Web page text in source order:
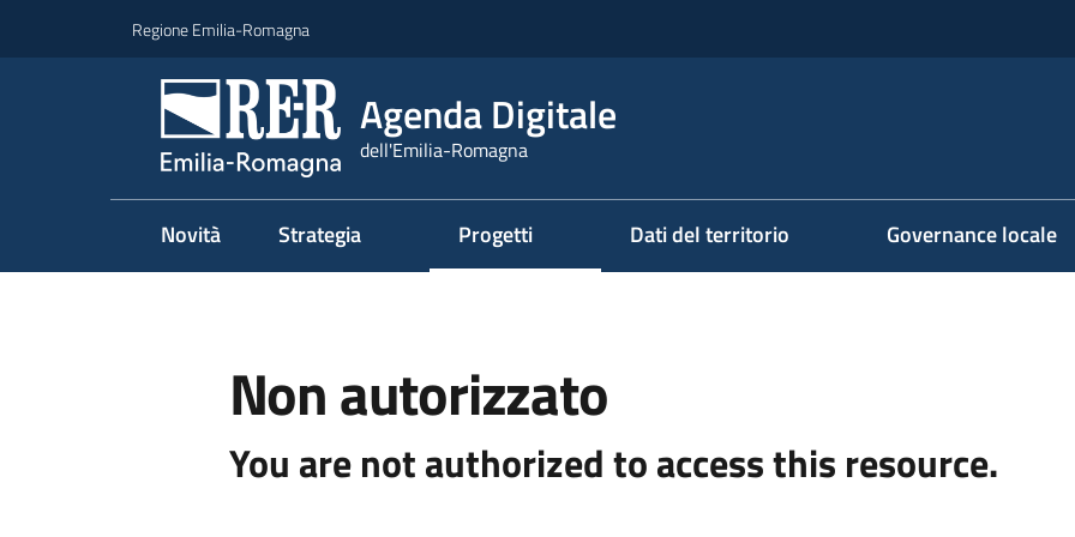
Regione Emilia-Romagna
Agenda Digitale
dell'Emilia-Romagna
Novità Strategia Progetti Dati del territorio Governance locale
Non autorizzato
You are not authorized to access this resource.